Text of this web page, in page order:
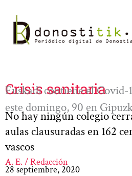
contenido
Crisis sanitaria
Euskadi contiene el Covid-
este domingo, 90 en
No hay ningún colegio
aulas clausuradas en 162
vascos
A. E. / Redacción
28 septiembre, 2020